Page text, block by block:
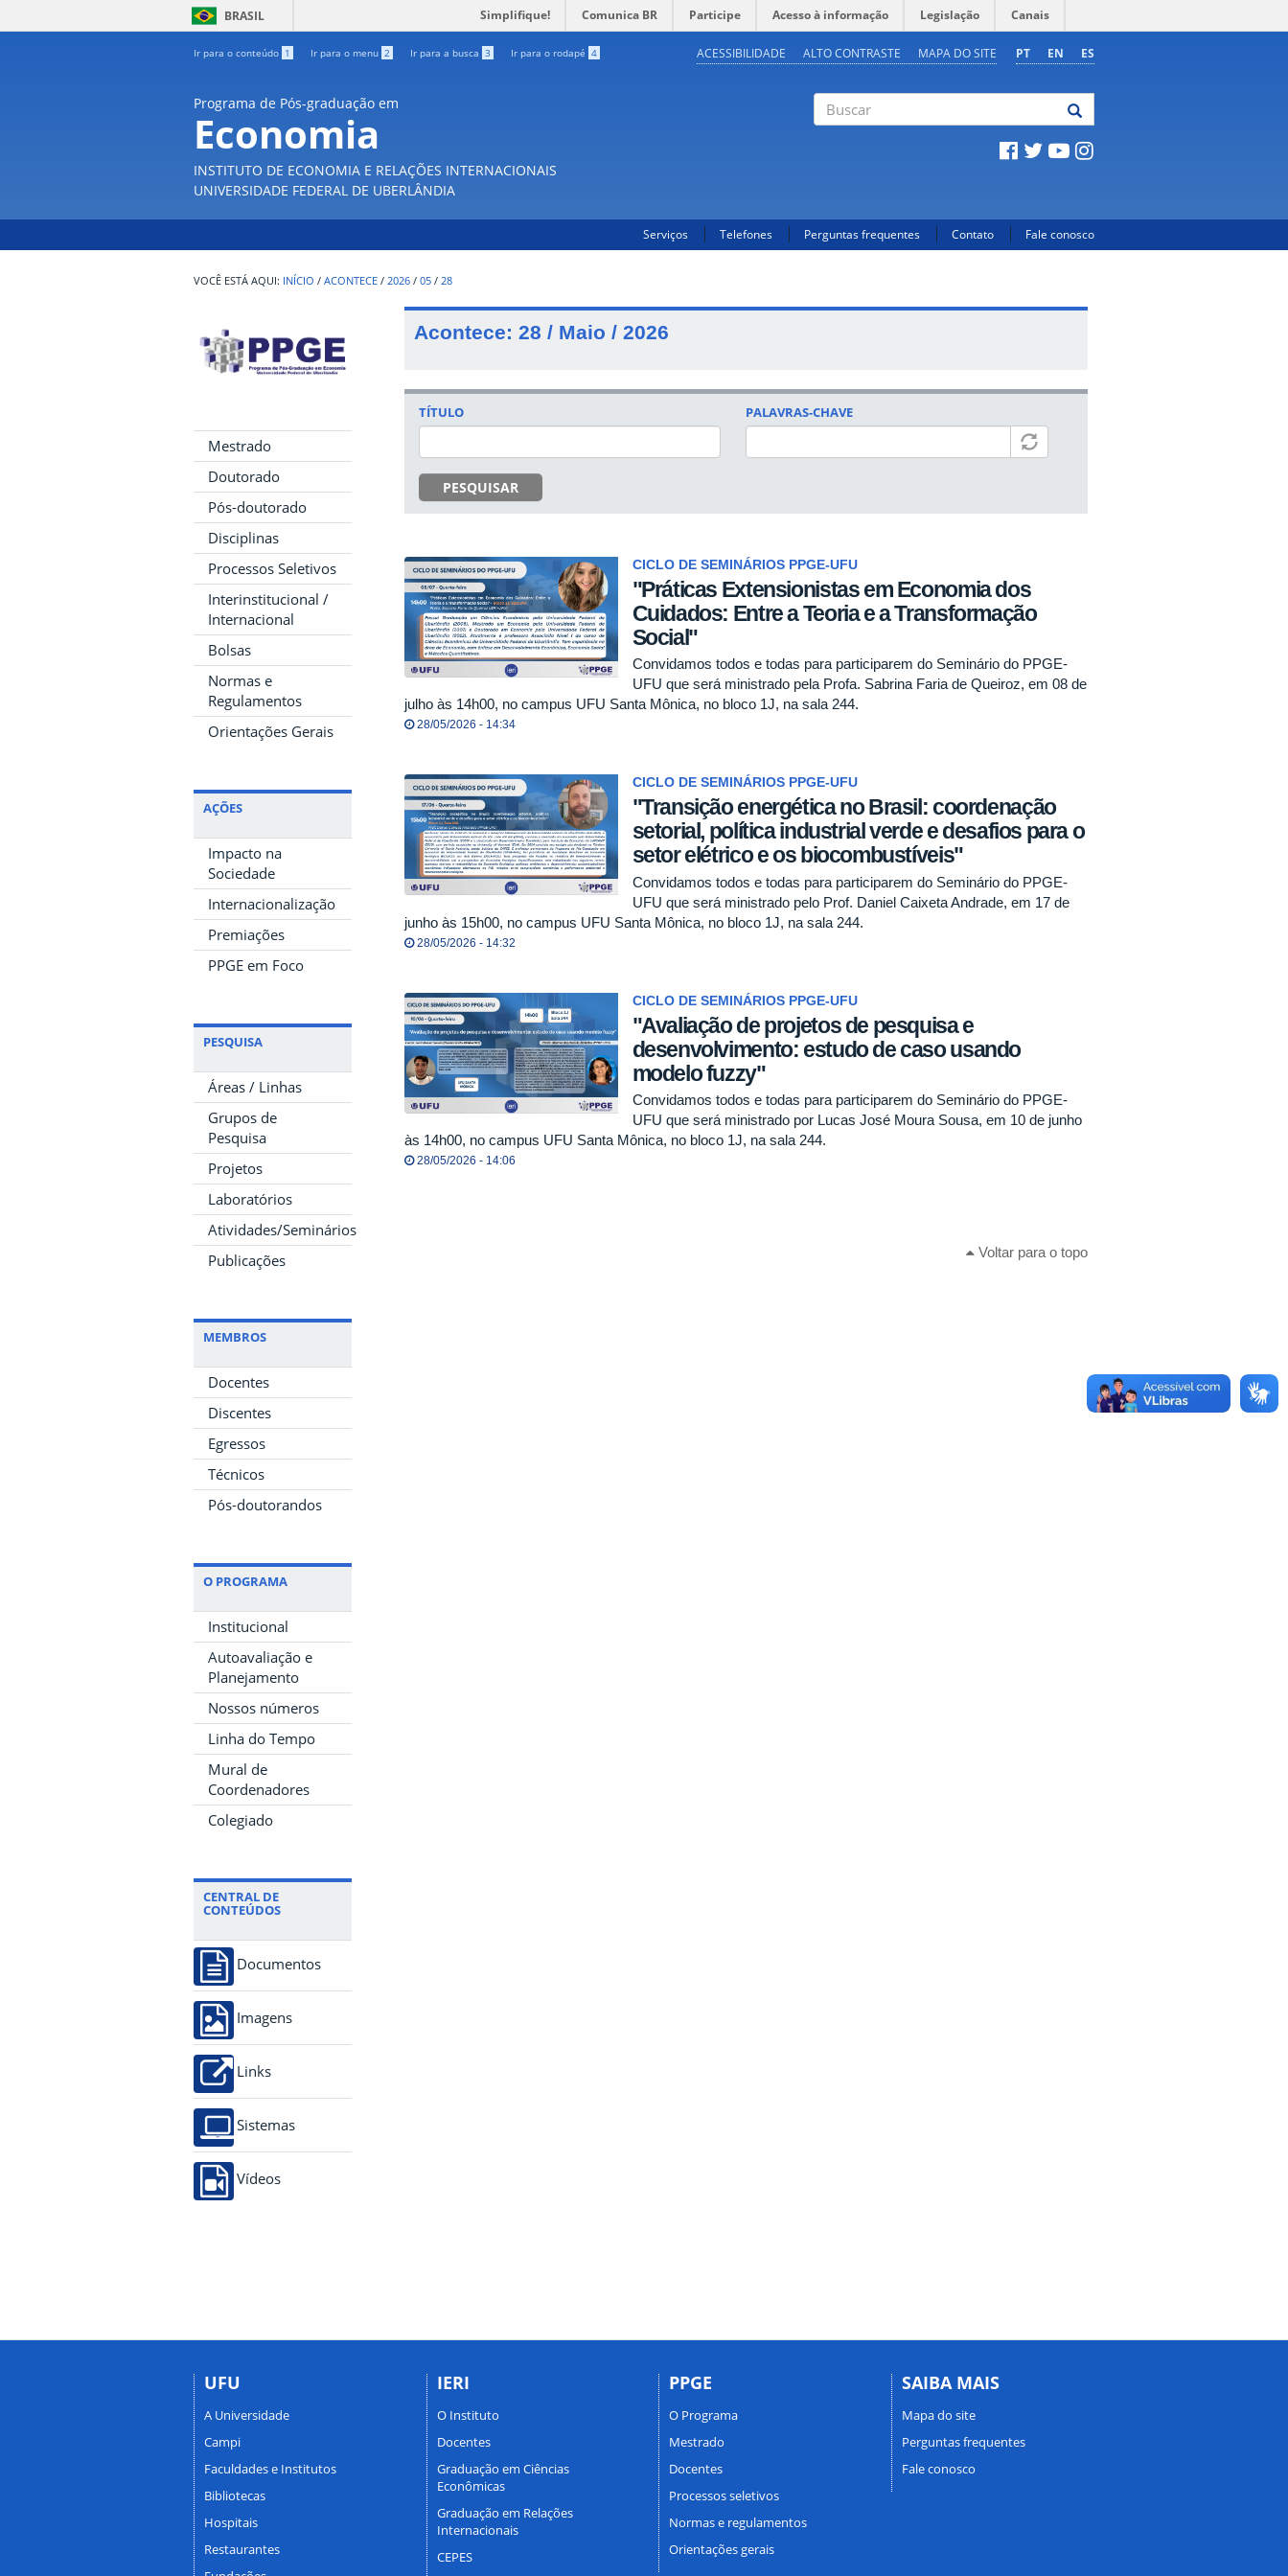
BRASIL Simplifique! Comunica BR Participe Acesso à informação Legislação Canais
Ir para o conteúdo 1 Ir para o menu 2 Ir para a busca 3 Ir para o rodapé 4 PT EN ES
ACESSIBILIDADE ALTO CONTRASTE MAPA DO SITE
Programa de Pós-graduação em
Economia
INSTITUTO DE ECONOMIA E RELAÇÕES INTERNACIONAIS
UNIVERSIDADE FEDERAL DE UBERLÂNDIA
Serviços Telefones Perguntas frequentes Contato Fale conosco
INÍCIO / ACONTECE / 2026 / 05 / 28
Mestrado
Doutorado
Pós-doutorado
Disciplinas
Processos Seletivos
Interinstitucional /
Internacional
Bolsas
Normas e
Regulamentos
Orientações Gerais
AÇÕES
Impacto na
Sociedade
Internacionalização
Premiações
PPGE em Foco
PESQUISA
Áreas / Linhas
Grupos de
Pesquisa
Projetos
Laboratórios
Atividades/Seminários
Publicações
MEMBROS
Docentes
Discentes
Egressos
Técnicos
Pós-doutorandos
O PROGRAMA
Institucional
Autoavaliação e
Planejamento
Nossos números
Linha do Tempo
Mural de
Coordenadores
Colegiado
CENTRAL DE
CONTEÚDOS
Documentos
Imagens
Links
Sistemas
Vídeos
Acontece: 28 / Maio / 2026
TÍTULO
PESQUISAR
PALAVRAS-CHAVE
CICLO DE SEMINÁRIOS PPGE-UFU
"Práticas Extensionistas em Economia dos
Cuidados: Entre a Teoria e a Transformação
Social"
Convidamos todos e todas para participarem do Seminário do PPGE-
UFU que será ministrado pela Profa. Sabrina Faria de Queiroz, em 08 de
julho às 14h00, no campus UFU Santa Mônica, no bloco 1J, na sala 244.
28/05/2026 - 14:34
CICLO DE SEMINÁRIOS PPGE-UFU
"Transição energética no Brasil: coordenação
setorial, política industrial verde e desafios para o
setor elétrico e os biocombustíveis"
Convidamos todos e todas para participarem do Seminário do PPGE-
UFU que será ministrado pelo Prof. Daniel Caixeta Andrade, em 17 de
junho às 15h00, no campus UFU Santa Mônica, no bloco 1J, na sala 244.
28/05/2026 - 14:32
CICLO DE SEMINÁRIOS PPGE-UFU
"Avaliação de projetos de pesquisa e
desenvolvimento: estudo de caso usando
modelo fuzzy"
Convidamos todos e todas para participarem do Seminário do PPGE-
UFU que será ministrado por Lucas José Moura Sousa, em 10 de junho
às 14h00, no campus UFU Santa Mônica, no bloco 1J, na sala 244.
28/05/2026 - 14:06
Voltar para o topo
UFU
A Universidade
Campi
Faculdades e Institutos
Bibliotecas
Hospitais
Restaurantes
IERI
O Instituto
Docentes
Graduação em Ciências
Econômicas
Graduação em Relações
Internacionais
CEPES
PPGE
O Programa
Mestrado
Docentes
Processos seletivos
Normas e regulamentos
Orientações gerais
SAIBA MAIS
Mapa do site
Perguntas frequentes
Fale conosco